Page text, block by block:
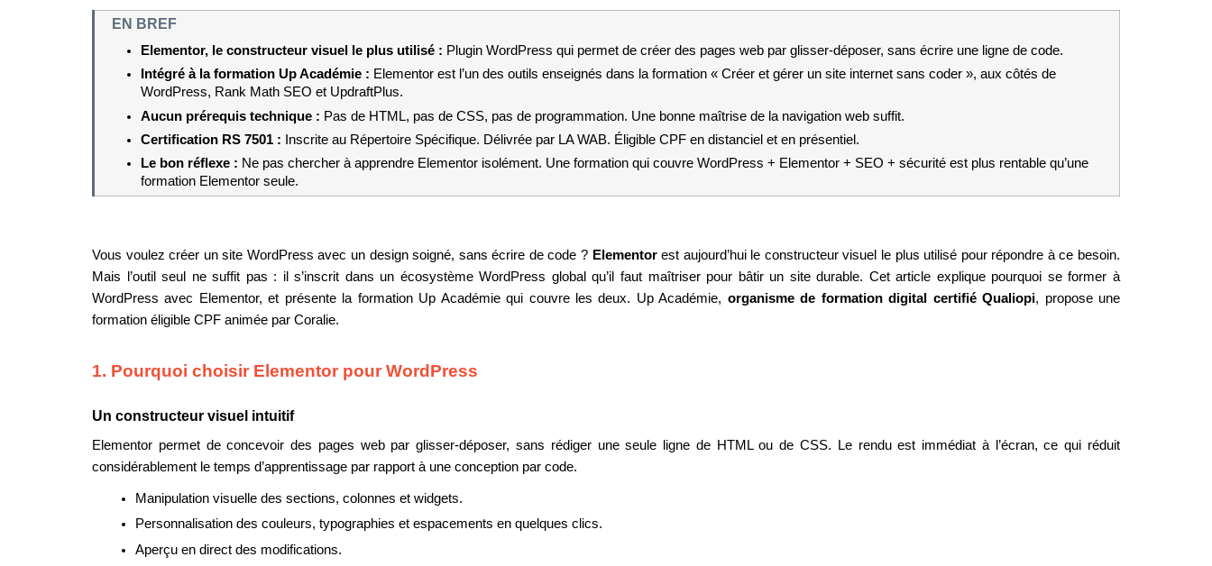
EN BREF
Elementor, le constructeur visuel le plus utilisé : Plugin WordPress qui permet de créer des pages web par glisser-déposer, sans écrire une ligne de code.
Intégré à la formation Up Académie : Elementor est l’un des outils enseignés dans la formation « Créer et gérer un site internet sans coder », aux côtés de
WordPress, Rank Math SEO et UpdraftPlus.
Aucun prérequis technique : Pas de HTML, pas de CSS, pas de programmation. Une bonne maîtrise de la navigation web suffit.
Certification RS 7501 :
Inscrite au Répertoire Spécifique. Délivrée par LA WAB. Éligible CPF en distanciel et en présentiel.
Le bon réflexe : Ne pas chercher à apprendre Elementor isolément. Une formation qui couvre WordPress + Elementor + SEO + sécurité est plus rentable qu’une
formation Elementor seule.
Vous voulez créer un site WordPress avec un design soigné, sans écrire de code ? Elementor est aujourd’hui le constructeur visuel le plus utilisé pour répondre à ce besoin.
Mais l’outil seul ne suffit pas : il s’inscrit dans un écosystème WordPress global qu’il faut maîtriser pour bâtir un site durable. Cet article explique pourquoi se former à
WordPress avec Elementor, et présente la formation Up Académie qui couvre les deux. Up Académie, organisme de formation digital certifié Qualiopi, propose une
formation éligible CPF animée par Coralie.
1. Pourquoi choisir Elementor pour WordPress
Un constructeur visuel intuitif
Elementor permet de concevoir des pages web par glisser-déposer, sans rédiger une seule ligne de HTML ou de CSS. Le rendu est immédiat à l’écran, ce qui réduit
considérablement le temps d’apprentissage par rapport à une conception par code.
Manipulation visuelle des sections, colonnes et widgets.
Personnalisation des couleurs, typographies et espacements en quelques clics.
Aperçu en direct des modifications.